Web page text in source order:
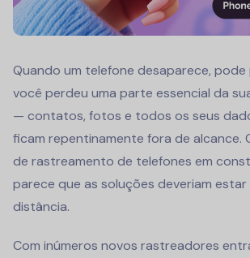
Quando um telefone desaparece,
você perdeu uma parte essencial da
— contatos, fotos e todos os seus
ficam repentinamente fora de alcance.
de rastreamento de telefones em
parece que as soluções deveriam estar
distância.
Com inúmeros novos rastreadores